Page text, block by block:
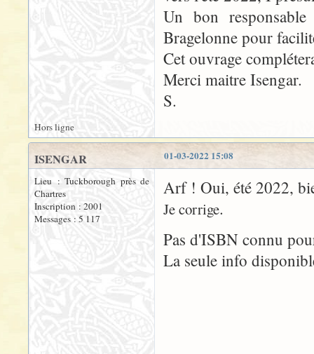
Un bon
Bragelonne pour
Cet ouvrage
Merci maitre Isengar.
S.
Hors ligne
01-03-2022 15:08
ISENGAR
Lieu : Tuckborough près de
Chartres
Inscription : 2001
Messages : 5 117
Arf ! Oui, été 2022,
Je corrige.
Pas d'ISBN connu
La seule info